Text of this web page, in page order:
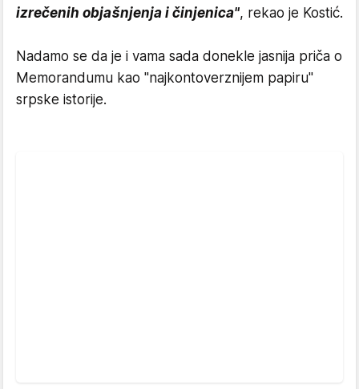
izrečenih objašnjenja i činjenica", rekao je Kostić.
Nadamo se da je i vama sada donekle jasnija priča o
Memorandumu kao "najkontoverznijem papiru"
srpske istorije.